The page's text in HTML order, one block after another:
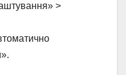
>